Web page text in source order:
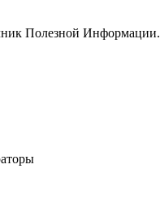
Полезной Информации.